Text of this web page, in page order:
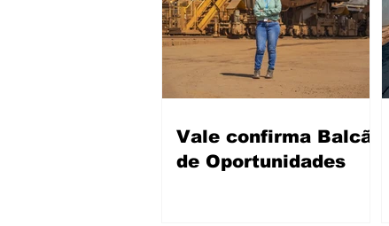
Vale confirma Balcão
de Oportunidades